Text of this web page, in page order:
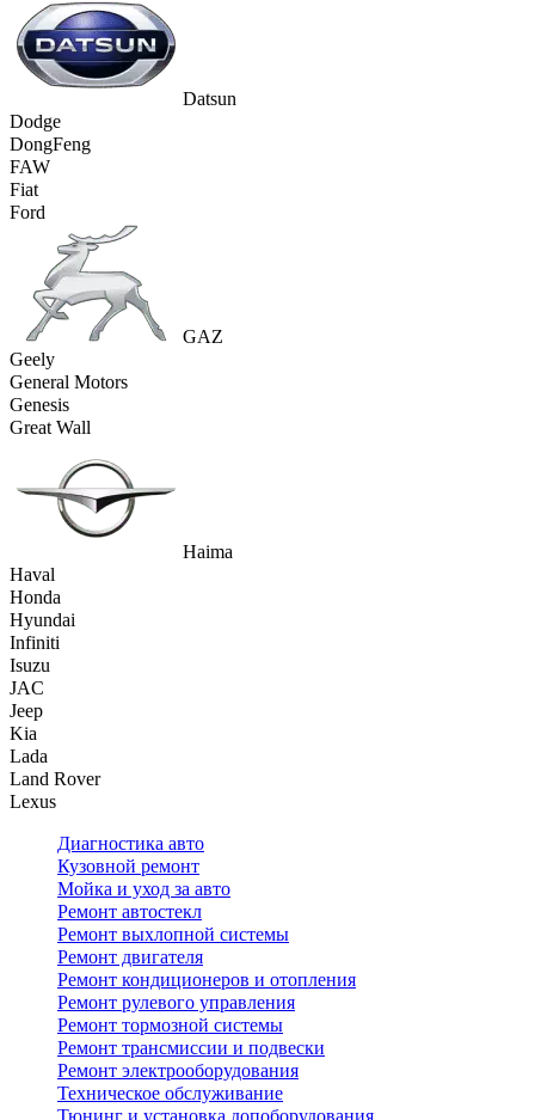
Datsun
Dodge
DongFeng
FAW
Fiat
Ford
GAZ
Geely
General Motors
Genesis
Great Wall
Haima
Haval
Honda
Hyundai
Infiniti
Isuzu
JAC
Jeep
Kia
Lada
Land Rover
Lexus
Диагностика авто
Кузовной ремонт
Мойка и уход за авто
Ремонт автостекл
Ремонт выхлопной системы
Ремонт двигателя
Ремонт кондиционеров и отопления
Ремонт рулевого управления
Ремонт тормозной системы
Ремонт трансмиссии и подвески
Ремонт электрооборудования
Техническое обслуживание
Тюнинг и установка допоборудования